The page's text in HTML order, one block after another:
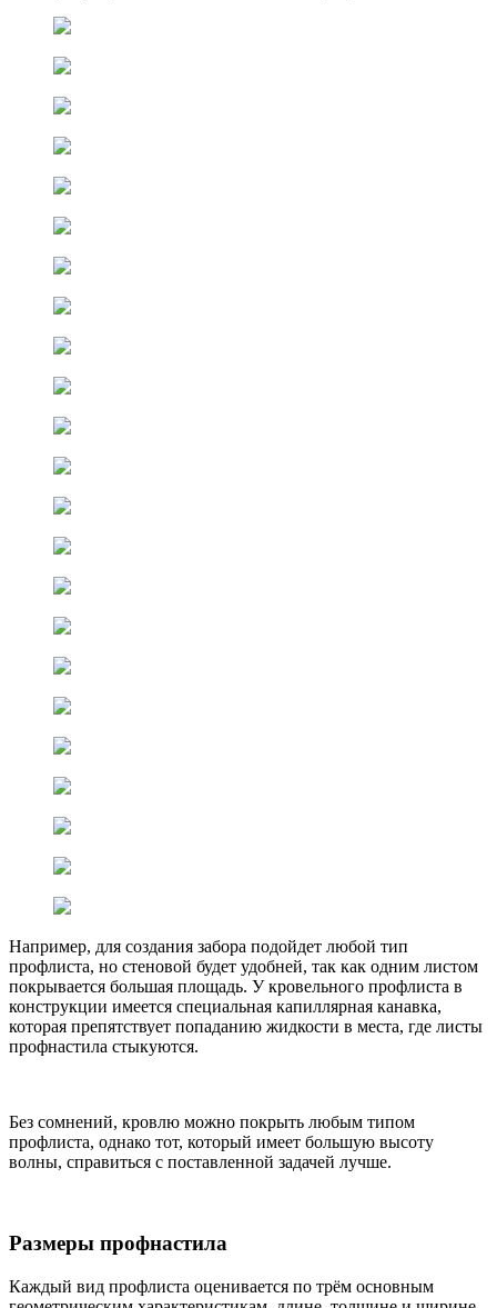
Например, для создания забора подойдет любой тип
профлиста, но стеновой будет удобней, так как одним листом
покрывается большая площадь. У кровельного профлиста в
конструкции имеется специальная капиллярная канавка,
которая препятствует попаданию жидкости в места, где листы
профнастила стыкуются.
Без сомнений, кровлю можно покрыть любым типом
профлиста, однако тот, который имеет большую высоту
волны, справиться с поставленной задачей лучше.
Размеры профнастила
Каждый вид профлиста оценивается по трём основным